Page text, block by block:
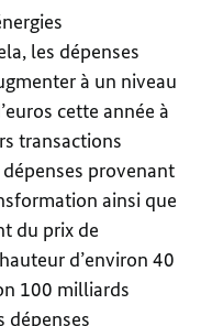
les dépenses
à un niveau
cette année à
transactions
provenant
ainsi que
du prix de
d’environ 40
100 milliards
dépenses